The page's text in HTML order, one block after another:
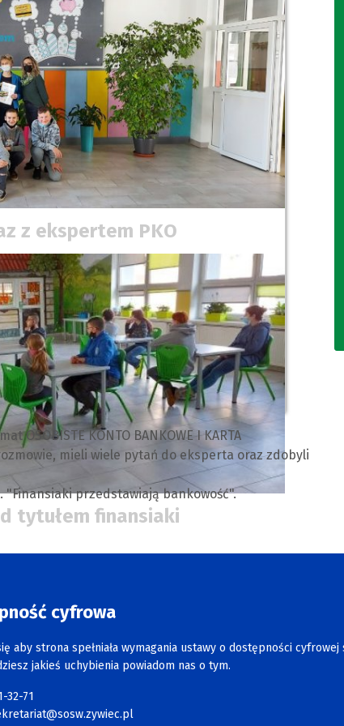
z ekspertem PKO
tytułem finansiaki
OSOBISTE KONTO BANKOWE I KARTA
mieli wiele pytań do eksperta oraz zdobyli
przedstawiają bankowość".
cyfrowa
aby strona spełniała wymagania ustawy o dostępności
jakieś uchybienia powiadom nas o tym.
32-71